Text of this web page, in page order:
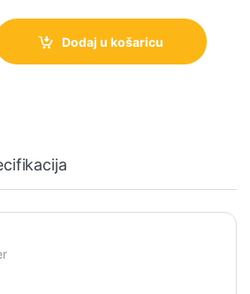
na vrući zrak 9l Gorenje količina
Dodaj u košaricu